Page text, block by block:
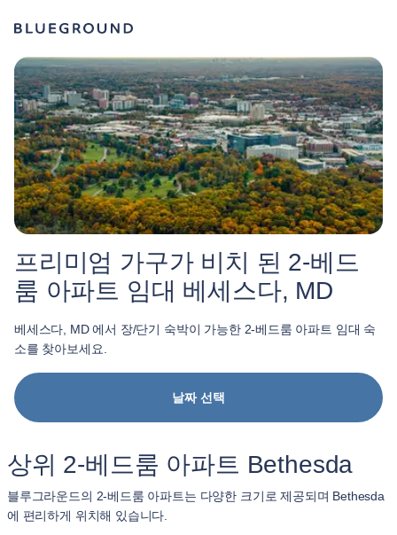
프리미엄 가구가 비치 된 2-베드
룸 아파트 임대 베세스다, MD
베세스다, MD 에서 장/단기 숙박이 가능한 2-베드룸 아파트 임대 숙
소를 찾아보세요.
날짜 선택
상위 2-베드룸 아파트 Bethesda
블루그라운드의 2-베드룸 아파트는 다양한 크기로 제공되며 Bethesda
에 편리하게 위치해 있습니다.